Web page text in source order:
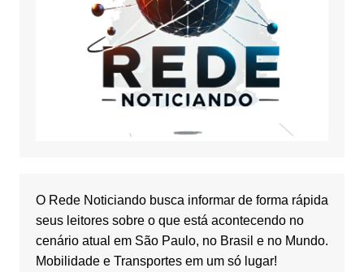
O Rede Noticiando busca informar de forma rápida
seus leitores sobre o que está acontecendo no
cenário atual em São Paulo, no Brasil e no Mundo.
Mobilidade e Transportes em um só lugar!